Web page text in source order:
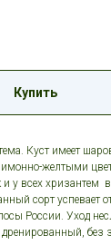
Купить
Куст имеет
желтыми
у всех хризантем
сорт успевает
России. Уход
дренированный, без